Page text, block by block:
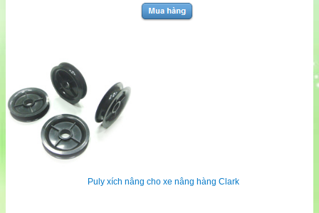
Puly xích nâng cho xe nâng hàng Clark